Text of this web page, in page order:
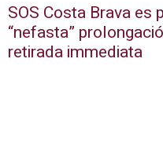
SOS Costa Brava es
“nefasta”
retirada immediata